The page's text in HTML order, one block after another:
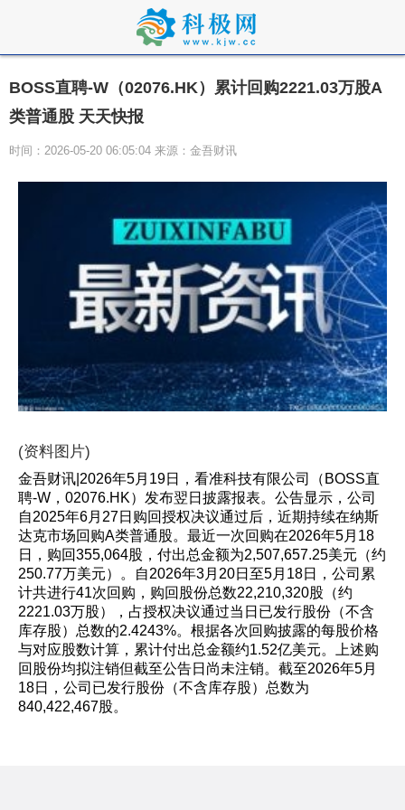
BOSS直聘-W（02076.HK）累计回购2221.03万股A
类普通股 天天快报
时间：2026-05-20 06:05:04 来源：金吾财讯
(资料图片)
金吾财讯|2026年5月19日，看准科技有限公司（BOSS直
聘-W，02076.HK）发布翌日披露报表。公告显示，公司
自2025年6月27日购回授权决议通过后，近期持续在纳斯
达克市场回购A类普通股。最近一次回购在2026年5月18
日，购回355,064股，付出总金额为2,507,657.25美元（约
250.77万美元）。自2026年3月20日至5月18日，公司累
计共进行41次回购，购回股份总数22,210,320股（约
2221.03万股），占授权决议通过当日已发行股份（不含
库存股）总数的2.4243%。根据各次回购披露的每股价格
与对应股数计算，累计付出总金额约1.52亿美元。上述购
回股份均拟注销但截至公告日尚未注销。截至2026年5月
18日，公司已发行股份（不含库存股）总数为
840,422,467股。